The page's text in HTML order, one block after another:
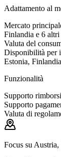
Adattamento al
Mercato
Finlandia e 6 altri
Valuta del
Disponibilità per
Estonia,
Funzionalità
Supporto rimborsi
Supporto
Valuta di
Focus su